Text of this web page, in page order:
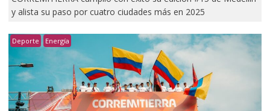
y alista su paso por cuatro ciudades más en 2025
Deporte Energía